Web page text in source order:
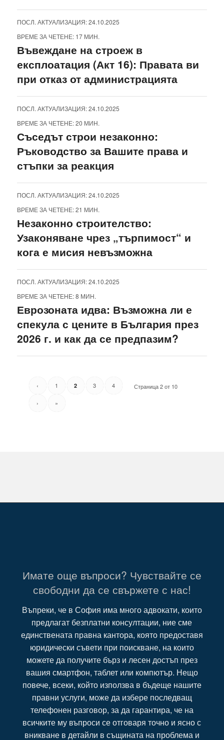
ПОСЛ. АКТУАЛИЗАЦИЯ: 24.10.2025
ВРЕМЕ ЗА ЧЕТЕНЕ: 17 МИН.
Въвеждане на строеж в
експлоатация (Акт 16): Правата ви
при отказ от администрацията
ПОСЛ. АКТУАЛИЗАЦИЯ: 24.10.2025
ВРЕМЕ ЗА ЧЕТЕНЕ: 20 МИН.
Съседът строи незаконно:
Ръководство за Вашите права и
стъпки за реакция
ПОСЛ. АКТУАЛИЗАЦИЯ: 24.10.2025
ВРЕМЕ ЗА ЧЕТЕНЕ: 21 МИН.
Незаконно строителство:
Узаконяване чрез „търпимост“ и
кога е мисия невъзможна
ПОСЛ. АКТУАЛИЗАЦИЯ: 24.10.2025
ВРЕМЕ ЗА ЧЕТЕНЕ: 8 МИН.
Еврозоната идва: Възможна ли е
спекула с цените в България през
2026 г. и как да се предпазим?
Страница 2 от 10
‹ 1 2 3 4
› »
Имате още въпроси? Чувствайте се
свободни да се свържете с нас!
Въпреки, че в София има много адвокати, които
предлагат безплатни консултации, ние сме
единствената правна кантора, която предоставя
юридически съвети при поискване, на които
можете да получите бърз и лесен достъп през
вашия смартфон, таблет или компютър. Нещо
повече, всеки, който използва в бъдеще нашите
правни услуги, може да избере последващ
телефонен разговор, за да гарантира, че на
всичките му въпроси се отговаря точно и ясно с
вникване в детайли в същината на проблема и